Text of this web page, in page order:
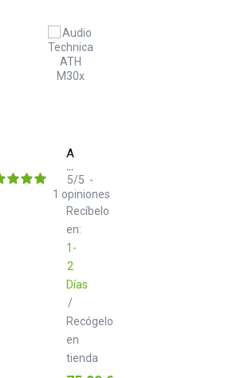
Audio
Technica
ATH
M30x
Recíbelo
en:
1-
2
Días
/
Recógelo
en
tienda
5/5 -
1 opiniones